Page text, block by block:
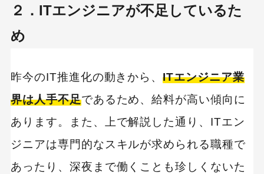
SaaS
Webデザイン
２．ITエンジニアが不足しているた
め
昨今のIT推進化の動きから、ITエンジニア業
界は人手不足であるため、給料が高い傾向に
あります。また、上で解説した通り、ITエン
ジニアは専門的なスキルが求められる職種で
あったり、深夜まで働くことも珍しくないた